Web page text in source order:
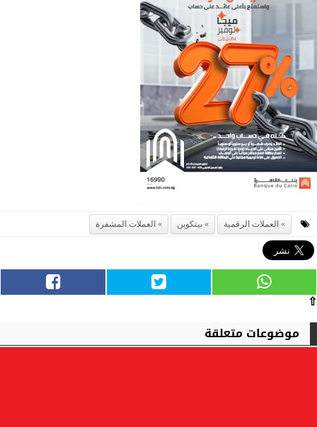
العملات الرقمية بيتكوين العملات المشفرة
⇧
موضوعات متعلقة